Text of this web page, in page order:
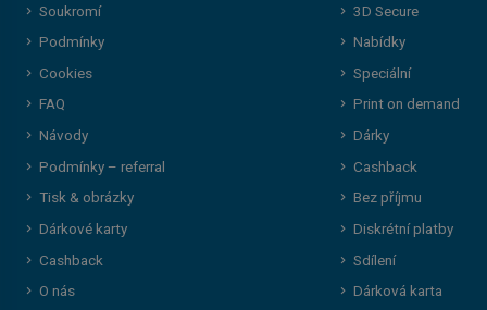
Soukromí
Podmínky
Cookies
FAQ
Návody
Podmínky – referral
Tisk & obrázky
Dárkové karty
Cashback
O nás
3D Secure
Nabídky
Speciální
Print on demand
Dárky
Cashback
Bez příjmu
Diskrétní platby
Sdílení
Dárková karta